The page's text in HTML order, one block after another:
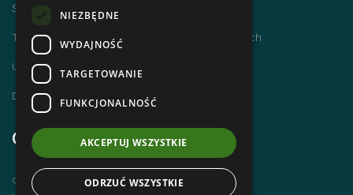
Szlaki Tatr Polskich
Tatrzańskie Centrum Szlaków Transgranicznych
Ubezpieczenie NNW dla członków PTTK
Dworzec Tatrzański
Godziny otwarcia
czynne od poniedziałku do piątku
NIEZBĘDNE
WYDAJNOŚĆ
TARGETOWANIE
FUNKCJONALNOŚĆ
AKCEPTUJ WSZYSTKIE
ODRZUĆ WSZYSTKIE